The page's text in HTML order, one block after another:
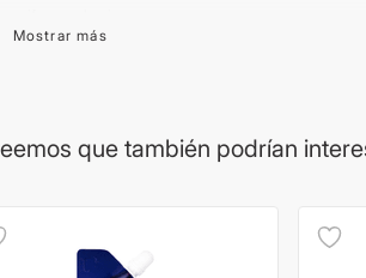
Una piel más suave y renovada.
arándanos, grosellas): Propiedades antioxidantes para
manteniendo una apariencia juvenil.
Mostrar más
que también podrían